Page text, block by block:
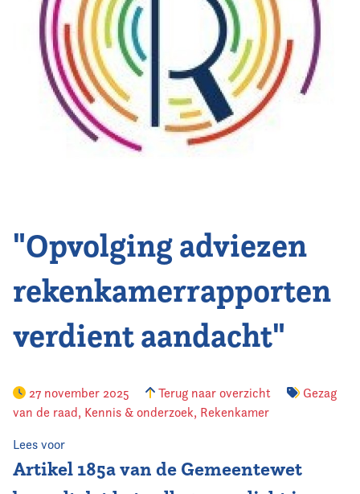
Opleiding
Kennis & Informatie
Vereniging
"Opvolging adviezen
rekenkamerrapporten
verdient aandacht"
27 november 2025 Terug naar overzicht
Gezag
van de raad, Kennis & onderzoek, Rekenkamer
Lees voor
Artikel 185a van de Gemeentewet